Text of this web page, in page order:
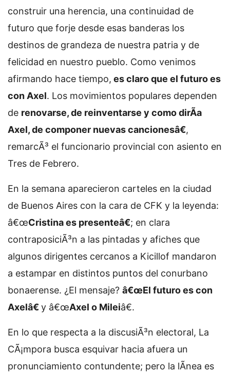
construir una herencia, una continuidad de
futuro que forje desde esas banderas los
destinos de grandeza de nuestra patria y de
felicidad en nuestro pueblo. Como venimos
afirmando hace tiempo, es claro que el futuro es
con Axel. Los movimientos populares dependen
de renovarse, de reinventarse y como dirÃ­a
Axel, de componer nuevas cancionesâ€,
remarcÃ³ el funcionario provincial con asiento en
Tres de Febrero.
En la semana aparecieron carteles en la ciudad
de Buenos Aires con la cara de CFK y la leyenda:
â€œCristina es presenteâ€; en clara
contraposiciÃ³n a las pintadas y afiches que
algunos dirigentes cercanos a Kicillof mandaron
a estampar en distintos puntos del conurbano
bonaerense. ¿El mensaje? â€œEl futuro es con
Axelâ€y â€œAxel o Mileiâ€.
En lo que respecta a la discusiÃ³n electoral, La
CÃ¡mpora busca esquivar hacia afuera un
pronunciamiento contundente; pero la lÃ­nea es